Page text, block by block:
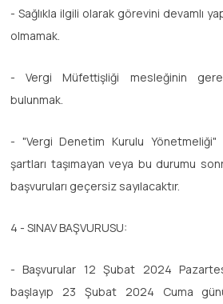
- Sağlıkla ilgili olarak görevini devamlı
olmamak.
- Vergi Müfettişliği mesleğinin
bulunmak.
- "Vergi Denetim Kurulu Yönetmeliği"
şartları taşımayan veya bu durumu
başvuruları geçersiz sayılacaktır.
4 - SINAV BAŞVURUSU:
- Başvurular 12 Şubat 2024
başlayıp 23 Şubat 2024 Cuma